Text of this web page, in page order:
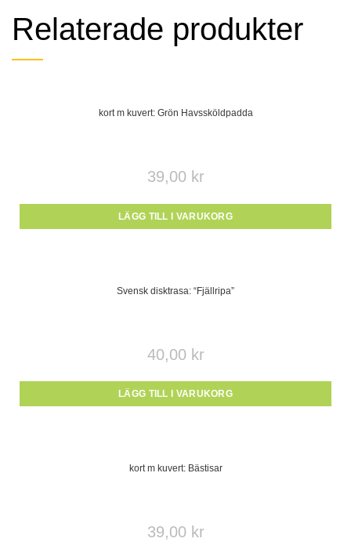
Relaterade produkter
kort m kuvert: Grön Havssköldpadda
39,00 kr
LÄGG TILL I VARUKORG
Svensk disktrasa: “Fjällripa”
40,00 kr
LÄGG TILL I VARUKORG
kort m kuvert: Bästisar
39,00 kr